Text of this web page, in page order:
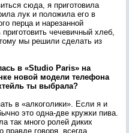
сюда, я приготовила
лук и положила его в
перца и нарезанной
чечевичный хлеб,
мы решили сделать из
в «Studio Paris» на
новой модели телефона
ты выбрала?
в «алкоголики». Если я и
это одна-две кружки пива.
так много ролей диких
говоря, всегда